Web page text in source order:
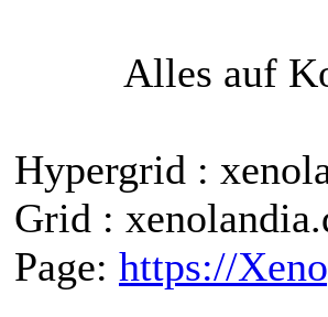
Alles auf
Hypergrid :
Grid :
Page: https://